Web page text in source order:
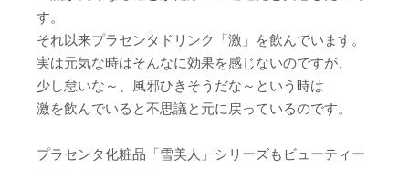
す。
それ以来プラセンタドリンク「激」を飲んでいます。
実は元気な時はそんなに効果を感じないのですが、
少し怠いな～、風邪ひきそうだな～という時は
激を飲んでいると不思議と元に戻っているのです。
プラセンタ化粧品「雪美人」シリーズもビューティー